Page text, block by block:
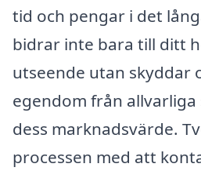
tid och pengar i det
bidrar inte bara till ditt
utseende utan skyddar
egendom från
dess marknadsvärde.
processen med att